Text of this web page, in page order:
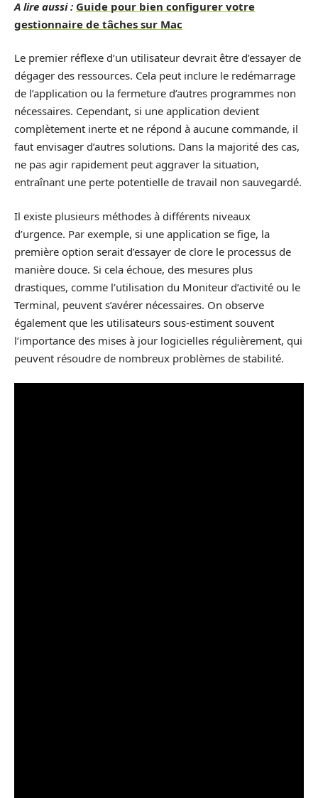
A lire aussi : Guide pour bien configurer votre
gestionnaire de tâches sur Mac
Le premier réflexe d’un utilisateur devrait être d’essayer de
dégager des ressources. Cela peut inclure le redémarrage
de l’application ou la fermeture d’autres programmes non
nécessaires. Cependant, si une application devient
complètement inerte et ne répond à aucune commande, il
faut envisager d’autres solutions. Dans la majorité des cas,
ne pas agir rapidement peut aggraver la situation,
entraînant une perte potentielle de travail non sauvegardé.
Il existe plusieurs méthodes à différents niveaux
d’urgence. Par exemple, si une application se fige, la
première option serait d’essayer de clore le processus de
manière douce. Si cela échoue, des mesures plus
drastiques, comme l’utilisation du Moniteur d’activité ou le
Terminal, peuvent s’avérer nécessaires. On observe
également que les utilisateurs sous-estiment souvent
l’importance des mises à jour logicielles régulièrement, qui
peuvent résoudre de nombreux problèmes de stabilité.